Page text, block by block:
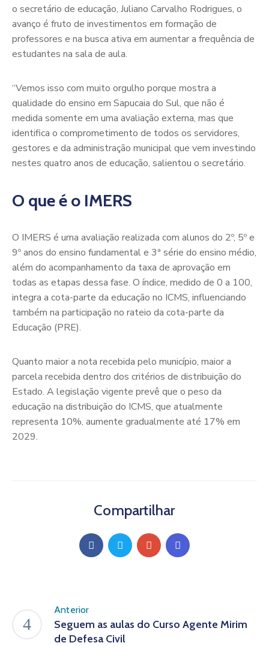
o secretário de educação, Juliano Carvalho Rodrigues, o
avanço é fruto de investimentos em formação de
professores e na busca ativa em aumentar a frequência de
estudantes na sala de aula.
“Vemos isso com muito orgulho porque mostra a
qualidade do ensino em Sapucaia do Sul, que não é
medida somente em uma avaliação externa, mas que
identifica o comprometimento de todos os servidores,
gestores e da administração municipal que vem investindo
nestes quatro anos de educação, salientou o secretário.
O que é o IMERS
O IMERS é uma avaliação realizada com alunos do 2º, 5º e
9º anos do ensino fundamental e 3ª série do ensino médio,
além do acompanhamento da taxa de aprovação em
todas as etapas dessa fase. O índice, medido de 0 a 100,
integra a cota-parte da educação no ICMS, influenciando
também na participação no rateio da cota-parte da
Educação (PRE).
Quanto maior a nota recebida pelo município, maior a
parcela recebida dentro dos critérios de distribuição do
Estado. A legislação vigente prevê que o peso da
educação na distribuição do ICMS, que atualmente
representa 10%, aumente gradualmente até 17% em
2029.
Compartilhar
Anterior
Seguem as aulas do Curso Agente Mirim
de Defesa Civil